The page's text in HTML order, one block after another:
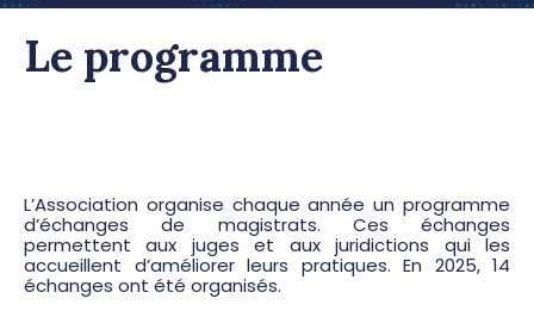
Le programme
L’Association organise chaque année un programme
d’échanges de magistrats. Ces échanges
permettent aux juges et aux juridictions qui les
accueillent d’améliorer leurs pratiques. En 2025, 14
échanges ont été organisés.